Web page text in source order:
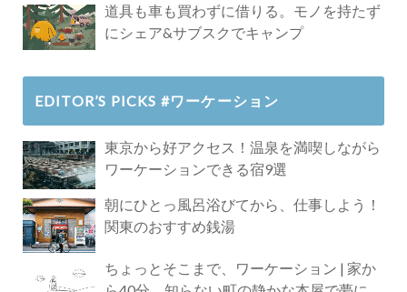
道具も車も買わずに借りる。モノを持たず
にシェア&サブスクでキャンプ
EDITOR’S PICKS #ワーケーション
東京から好アクセス！温泉を満喫しながら
ワーケーションできる宿9選
朝にひとっ風呂浴びてから、仕事しよう！
関東のおすすめ銭湯
ちょっとそこまで、ワーケーション | 家か